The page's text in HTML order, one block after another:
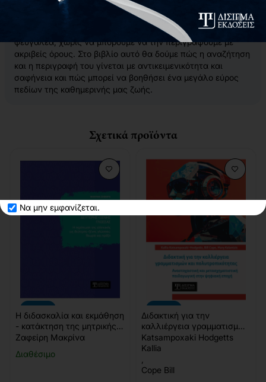
Να μην εμφανίζεται.
αισθητή την απόκλισή μας από τις επιλογές των άλλων,
διαμορφώνει, τελικά, το ύφος μας. Το ύφος ή στυλ είναι,
συνήθως, μια έννοια που περισσότερο την αισθανόμαστε
φευγαλέα, χωρίς να μπορούμε να την περιγράψουμε με
ακριβείς όρους. Στο βιβλίο αυτό θα δούμε πώς η αναζήτηση
και η περιγραφή του γίνεται με αντικειμενικότητα και
σαφήνεια και πώς μπορεί να βοηθήσει ένα μεγάλο εύρος
πεδίων της καθημερινής μας ζωής.
Σχετικά προϊόντα
Διαθέσιμο
Η διδασκαλία και εκμάθηση
- κατάκτηση της μητρικής
και δεύτερης - ξένης
Ζαφείρη Μακρίνα
Διδακτική για την
καλλιέργεια γραμματισμών
και πολυτροπικότητας
Katsampoxaki Hodgetts
Kallia
Cope Bill